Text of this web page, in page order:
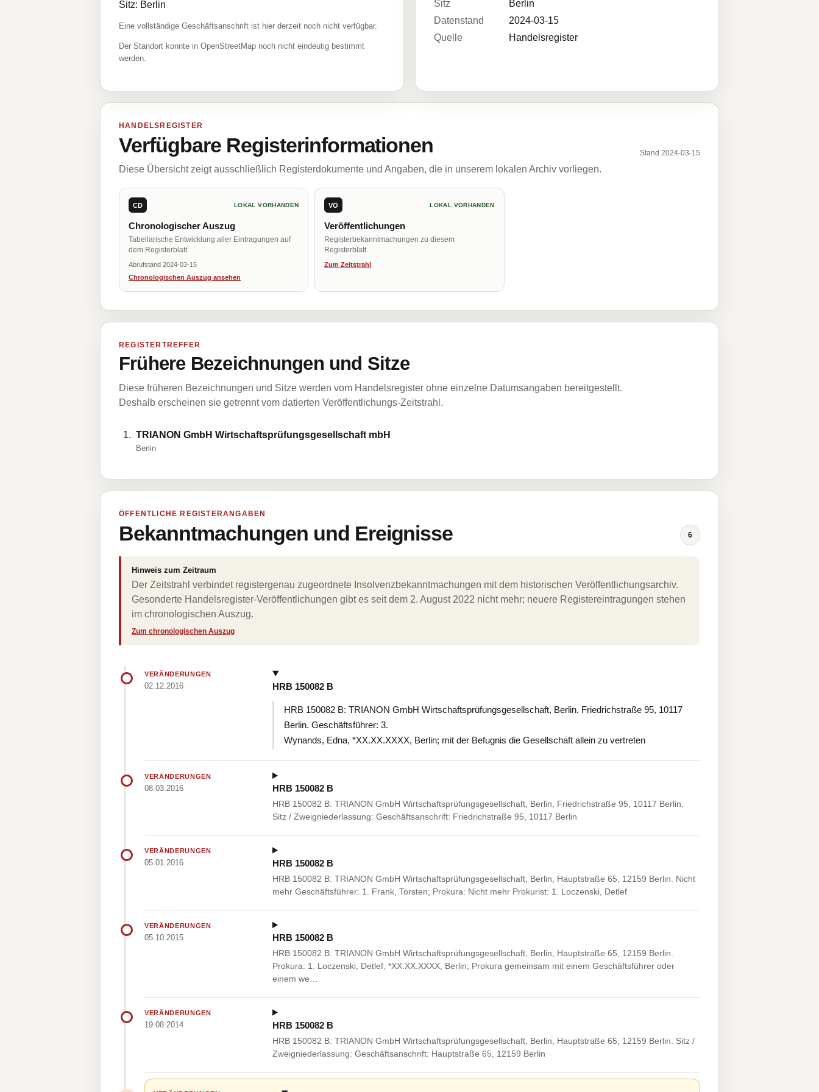
Sitz: Berlin
Eine vollständige Geschäftsanschrift ist hier derzeit noch nicht verfügbar.
Der Standort konnte in OpenStreetMap noch nicht eindeutig bestimmt
werden.
Sitz
Berlin
Datenstand
2024-03-15
Quelle
Handelsregister
HANDELSREGISTER
Verfügbare Registerinformationen Stand 2024-03-15
Diese Übersicht zeigt ausschließlich Registerdokumente und Angaben, die in unserem lokalen Archiv vorliegen.
CD LOKAL VORHANDEN
Chronologischer Auszug
Tabellarische Entwicklung aller Eintragungen auf
dem Registerblatt.
Abrufstand 2024-03-15
Chronologischen Auszug ansehen
VÖ LOKAL VORHANDEN
Veröffentlichungen
Registerbekanntmachungen zu diesem
Registerblatt.
Zum Zeitstrahl
REGISTERTREFFER
Frühere Bezeichnungen und Sitze
Diese früheren Bezeichnungen und Sitze werden vom Handelsregister ohne einzelne Datumsangaben bereitgestellt.
Deshalb erscheinen sie getrennt vom datierten Veröffentlichungs-Zeitstrahl.
TRIANON GmbH Wirtschaftsprüfungsgesellschaft mbH
Berlin
ÖFFENTLICHE REGISTERANGABEN
Bekanntmachungen und Ereignisse 6
Hinweis zum Zeitraum
Der Zeitstrahl verbindet registergenau zugeordnete Insolvenzbekanntmachungen mit dem historischen Veröffentlichungsarchiv.
Gesonderte Handelsregister-Veröffentlichungen gibt es seit dem 2. August 2022 nicht mehr; neuere Registereintragungen stehen
im chronologischen Auszug.
Zum chronologischen Auszug
VERÄNDERUNGEN
02.12.2016 HRB 150082 B
HRB 150082 B: TRIANON GmbH Wirtschaftsprüfungsgesellschaft, Berlin, Friedrichstraße 95, 10117
Berlin. Geschäftsführer: 3.
Wynands, Edna, *XX.XX.XXXX, Berlin; mit der Befugnis die Gesellschaft allein zu vertreten
VERÄNDERUNGEN
08.03.2016 HRB 150082 B
HRB 150082 B: TRIANON GmbH Wirtschaftsprüfungsgesellschaft, Berlin, Friedrichstraße 95, 10117 Berlin.
Sitz / Zweigniederlassung: Geschäftsanschrift: Friedrichstraße 95, 10117 Berlin
VERÄNDERUNGEN
05.01.2016 HRB 150082 B
HRB 150082 B: TRIANON GmbH Wirtschaftsprüfungsgesellschaft, Berlin, Hauptstraße 65, 12159 Berlin. Nicht
mehr Geschäftsführer: 1. Frank, Torsten; Prokura: Nicht mehr Prokurist: 1. Loczenski, Detlef
VERÄNDERUNGEN
05.10.2015 HRB 150082 B
HRB 150082 B: TRIANON GmbH Wirtschaftsprüfungsgesellschaft, Berlin, Hauptstraße 65, 12159 Berlin.
Prokura: 1. Loczenski, Detlef, *XX.XX.XXXX, Berlin; Prokura gemeinsam mit einem Geschäftsführer oder
einem we…
VERÄNDERUNGEN
19.08.2014 HRB 150082 B
HRB 150082 B: TRIANON GmbH Wirtschaftsprüfungsgesellschaft, Berlin, Hauptstraße 65, 12159 Berlin. Sitz /
Zweigniederlassung: Geschäftsanschrift: Hauptstraße 65, 12159 Berlin